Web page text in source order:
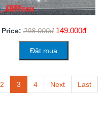
Price: 298.000đ 149.000đ
Đặt mua
2 3 4 Next Last